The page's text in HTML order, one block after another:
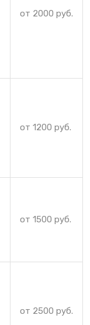
от 2000 руб.
от 1200 руб.
от 1500 руб.
от 2500 руб.